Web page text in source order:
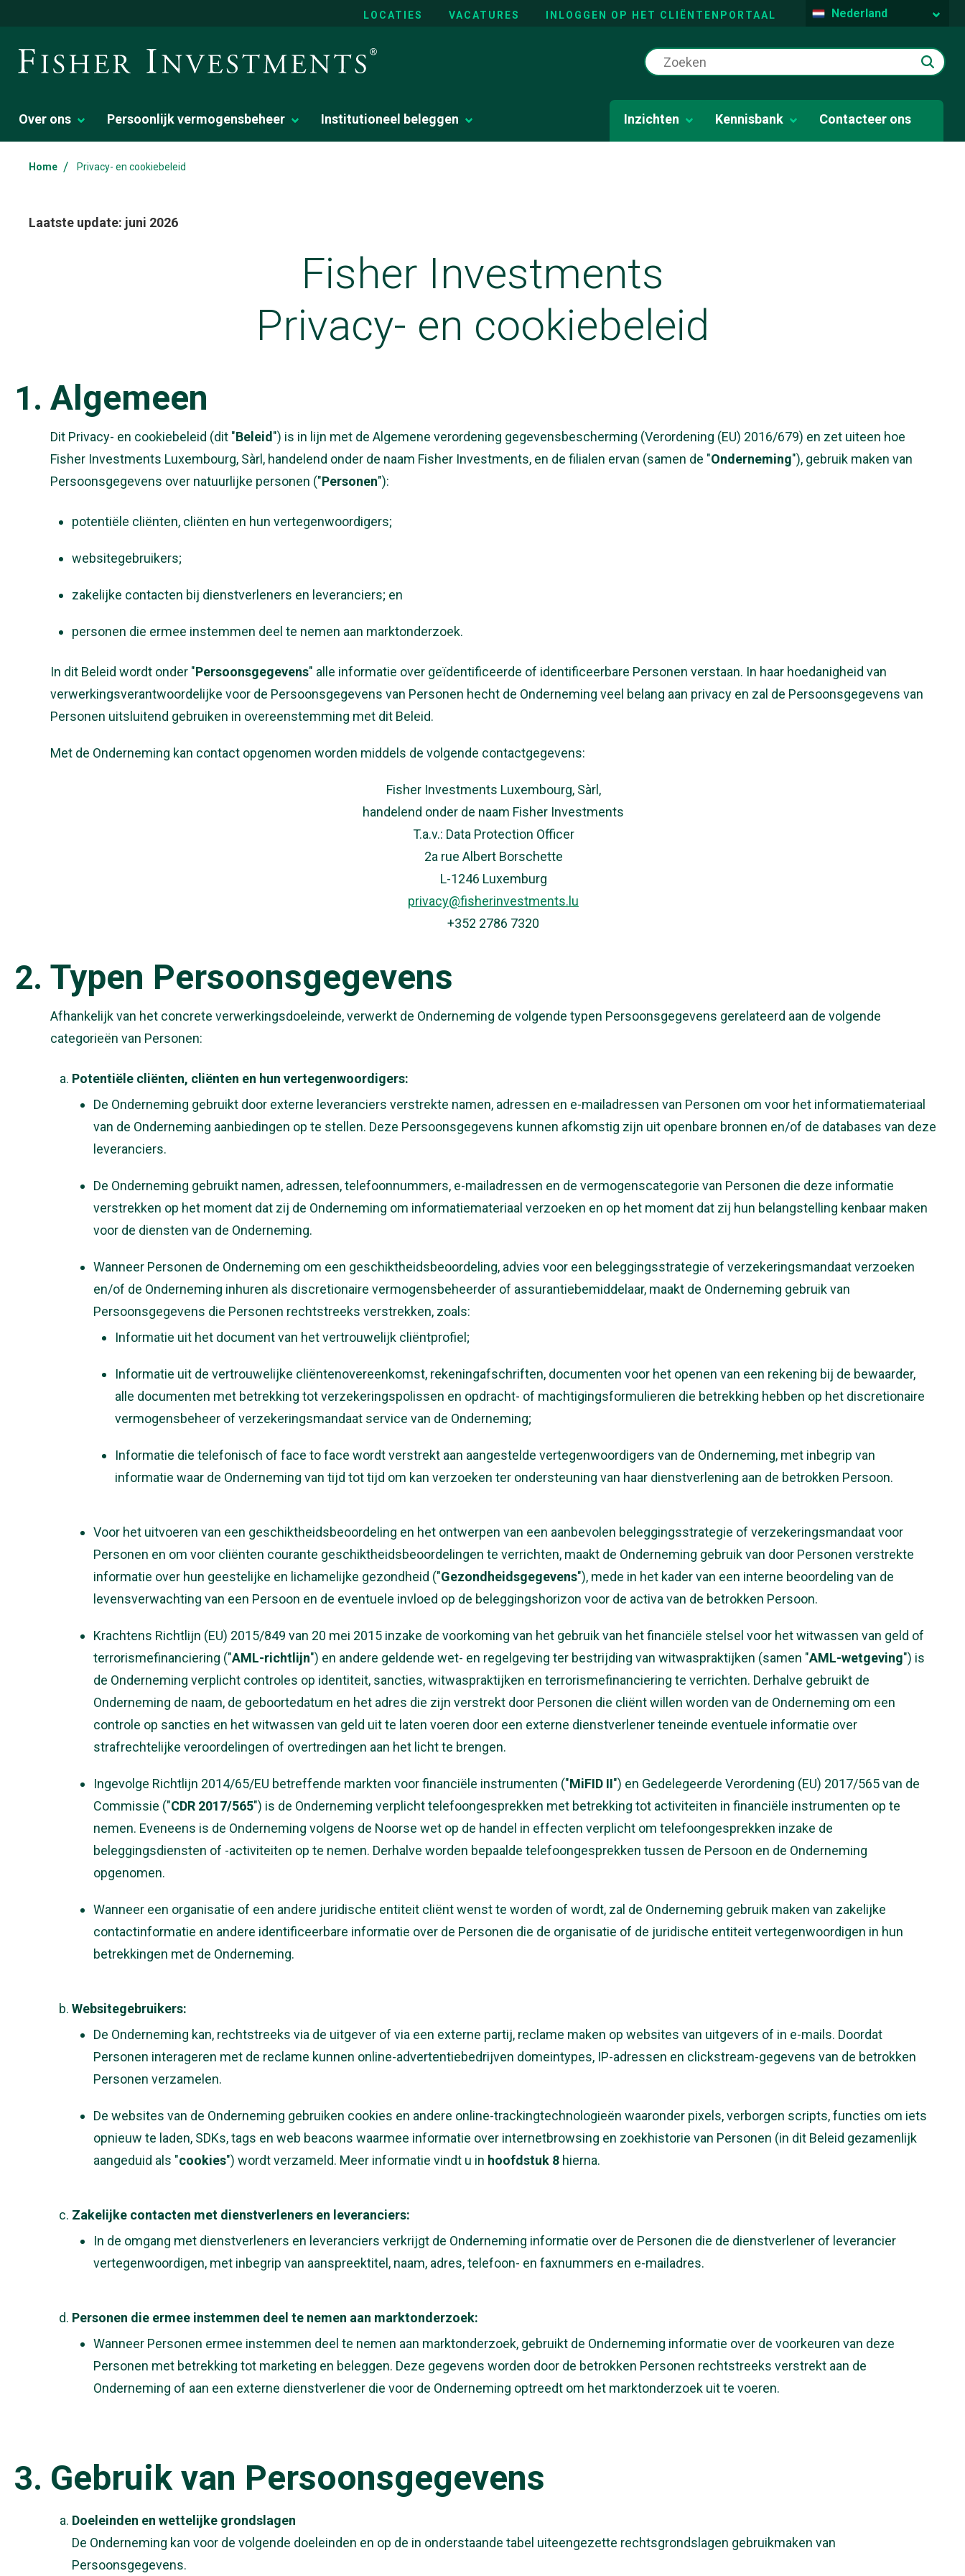
LOCATIES VACATURES INLOGGEN OP HET CLIËNTENPORTAAL Nederland
Over ons Persoonlijk vermogensbeheer Institutioneel beleggen Inzichten Kennisbank Contacteer ons
Home / Privacy- en cookiebeleid
Laatste update: juni 2026
Fisher Investments
Privacy- en cookiebeleid
Algemeen
Dit Privacy- en cookiebeleid (dit "Beleid") is in lijn met de Algemene verordening gegevensbescherming (Verordening (EU) 2016/679) en zet uiteen hoe
Fisher Investments Luxembourg, Sàrl, handelend onder de naam Fisher Investments, en de filialen ervan (samen de "Onderneming"), gebruik maken van
Persoonsgegevens over natuurlijke personen ("Personen"):
potentiële cliënten, cliënten en hun vertegenwoordigers;
websitegebruikers;
zakelijke contacten bij dienstverleners en leveranciers; en
personen die ermee instemmen deel te nemen aan marktonderzoek.
In dit Beleid wordt onder "Persoonsgegevens" alle informatie over geïdentificeerde of identificeerbare Personen verstaan. In haar hoedanigheid van
verwerkingsverantwoordelijke voor de Persoonsgegevens van Personen hecht de Onderneming veel belang aan privacy en zal de Persoonsgegevens van
Personen uitsluitend gebruiken in overeenstemming met dit Beleid.
Met de Onderneming kan contact opgenomen worden middels de volgende contactgegevens:
Fisher Investments Luxembourg, Sàrl,
handelend onder de naam Fisher Investments
T.a.v.: Data Protection Officer
2a rue Albert Borschette
L-1246 Luxemburg
privacy@fisherinvestments.lu
+352 2786 7320
Typen Persoonsgegevens
Afhankelijk van het concrete verwerkingsdoeleinde, verwerkt de Onderneming de volgende typen Persoonsgegevens gerelateerd aan de volgende
categorieën van Personen:
Potentiële cliënten, cliënten en hun vertegenwoordigers:
De Onderneming gebruikt door externe leveranciers verstrekte namen, adressen en e-mailadressen van Personen om voor het informatiemateriaal
van de Onderneming aanbiedingen op te stellen. Deze Persoonsgegevens kunnen afkomstig zijn uit openbare bronnen en/of de databases van deze
leveranciers.
De Onderneming gebruikt namen, adressen, telefoonnummers, e-mailadressen en de vermogenscategorie van Personen die deze informatie
verstrekken op het moment dat zij de Onderneming om informatiemateriaal verzoeken en op het moment dat zij hun belangstelling kenbaar maken
voor de diensten van de Onderneming.
Wanneer Personen de Onderneming om een geschiktheidsbeoordeling, advies voor een beleggingsstrategie of verzekeringsmandaat verzoeken
en/of de Onderneming inhuren als discretionaire vermogensbeheerder of assurantiebemiddelaar, maakt de Onderneming gebruik van
Persoonsgegevens die Personen rechtstreeks verstrekken, zoals:
Informatie uit het document van het vertrouwelijk cliëntprofiel;
Informatie uit de vertrouwelijke cliëntenovereenkomst, rekeningafschriften, documenten voor het openen van een rekening bij de bewaarder,
alle documenten met betrekking tot verzekeringspolissen en opdracht- of machtigingsformulieren die betrekking hebben op het discretionaire
vermogensbeheer of verzekeringsmandaat service van de Onderneming;
Informatie die telefonisch of face to face wordt verstrekt aan aangestelde vertegenwoordigers van de Onderneming, met inbegrip van
informatie waar de Onderneming van tijd tot tijd om kan verzoeken ter ondersteuning van haar dienstverlening aan de betrokken Persoon.
Voor het uitvoeren van een geschiktheidsbeoordeling en het ontwerpen van een aanbevolen beleggingsstrategie of verzekeringsmandaat voor
Personen en om voor cliënten courante geschiktheidsbeoordelingen te verrichten, maakt de Onderneming gebruik van door Personen verstrekte
informatie over hun geestelijke en lichamelijke gezondheid ("Gezondheidsgegevens"), mede in het kader van een interne beoordeling van de
levensverwachting van een Persoon en de eventuele invloed op de beleggingshorizon voor de activa van de betrokken Persoon.
Krachtens Richtlijn (EU) 2015/849 van 20 mei 2015 inzake de voorkoming van het gebruik van het financiële stelsel voor het witwassen van geld of
terrorismefinanciering ("AML-richtlijn") en andere geldende wet- en regelgeving ter bestrijding van witwaspraktijken (samen "AML-wetgeving") is
de Onderneming verplicht controles op identiteit, sancties, witwaspraktijken en terrorismefinanciering te verrichten. Derhalve gebruikt de
Onderneming de naam, de geboortedatum en het adres die zijn verstrekt door Personen die cliënt willen worden van de Onderneming om een
controle op sancties en het witwassen van geld uit te laten voeren door een externe dienstverlener teneinde eventuele informatie over
strafrechtelijke veroordelingen of overtredingen aan het licht te brengen.
Ingevolge Richtlijn 2014/65/EU betreffende markten voor financiële instrumenten ("MiFID II") en Gedelegeerde Verordening (EU) 2017/565 van de
Commissie ("CDR 2017/565") is de Onderneming verplicht telefoongesprekken met betrekking tot activiteiten in financiële instrumenten op te
nemen. Eveneens is de Onderneming volgens de Noorse wet op de handel in effecten verplicht om telefoongesprekken inzake de
beleggingsdiensten of -activiteiten op te nemen. Derhalve worden bepaalde telefoongesprekken tussen de Persoon en de Onderneming
opgenomen.
Wanneer een organisatie of een andere juridische entiteit cliënt wenst te worden of wordt, zal de Onderneming gebruik maken van zakelijke
contactinformatie en andere identificeerbare informatie over de Personen die de organisatie of de juridische entiteit vertegenwoordigen in hun
betrekkingen met de Onderneming.
Websitegebruikers:
De Onderneming kan, rechtstreeks via de uitgever of via een externe partij, reclame maken op websites van uitgevers of in e-mails. Doordat
Personen interageren met de reclame kunnen online-advertentiebedrijven domeintypes, IP-adressen en clickstream-gegevens van de betrokken
Personen verzamelen.
De websites van de Onderneming gebruiken cookies en andere online-trackingtechnologieën waaronder pixels, verborgen scripts, functies om iets
opnieuw te laden, SDKs, tags en web beacons waarmee informatie over internetbrowsing en zoekhistorie van Personen (in dit Beleid gezamenlijk
aangeduid als "cookies") wordt verzameld. Meer informatie vindt u in hoofdstuk 8 hierna.
Zakelijke contacten met dienstverleners en leveranciers:
In de omgang met dienstverleners en leveranciers verkrijgt de Onderneming informatie over de Personen die de dienstverlener of leverancier
vertegenwoordigen, met inbegrip van aanspreektitel, naam, adres, telefoon- en faxnummers en e-mailadres.
Personen die ermee instemmen deel te nemen aan marktonderzoek:
Wanneer Personen ermee instemmen deel te nemen aan marktonderzoek, gebruikt de Onderneming informatie over de voorkeuren van deze
Personen met betrekking tot marketing en beleggen. Deze gegevens worden door de betrokken Personen rechtstreeks verstrekt aan de
Onderneming of aan een externe dienstverlener die voor de Onderneming optreedt om het marktonderzoek uit te voeren.
Gebruik van Persoonsgegevens
Doeleinden en wettelijke grondslagen
De Onderneming kan voor de volgende doeleinden en op de in onderstaande tabel uiteengezette rechtsgrondslagen gebruikmaken van
Persoonsgegevens.